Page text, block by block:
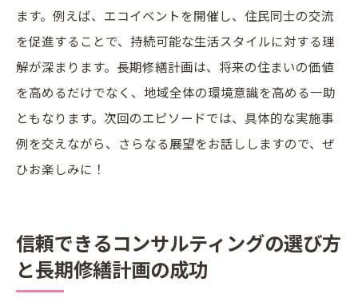
ます。例えば、エコイベントを開催し、住民同士の交流
を促進することで、持続可能な生活スタイルに対する理
解が深まります。長期修繕計画は、将来の住まいの価値
を高めるだけでなく、地域全体の環境意識を高める一助
ともなります。次回のエピソードでは、具体的な実施事
例を交えながら、さらなる展望をお話ししますので、ぜ
ひお楽しみに！
信頼できるコンサルティングの選び方
と長期修繕計画の成功